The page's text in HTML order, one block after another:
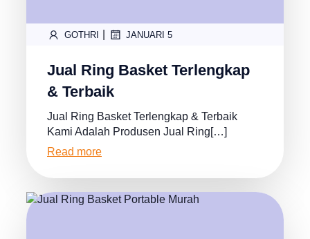
GOTHRI JANUARI 5
Jual Ring Basket Terlengkap
& Terbaik
Jual Ring Basket Terlengkap & Terbaik
Kami Adalah Produsen Jual Ring[…]
Read more